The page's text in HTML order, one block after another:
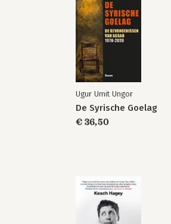
Slow productivity -
Ugur Umit Ungor
De Syrische Goelag
€ 36,50